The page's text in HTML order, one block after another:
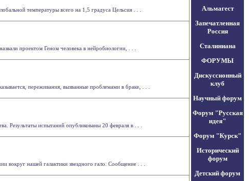
температуры всего на 1,5 градуса Цельсия . . .
проектом Геном человека в нейробиологии, . . .
переживания, вызванные проблемами в браке, . . .
Результаты испытаний опубликованы 20 февраля в . . .
вокруг нашей галактики звездного гало. Сообщение . . .
Альмагест
Запечатленная
Россия
Сталиниана
ФОРУМЫ
Дискуссионный
клуб
Научный форум
Форум "Русская
идея"
Форум "Курск"
Исторический
форум
Детский форум